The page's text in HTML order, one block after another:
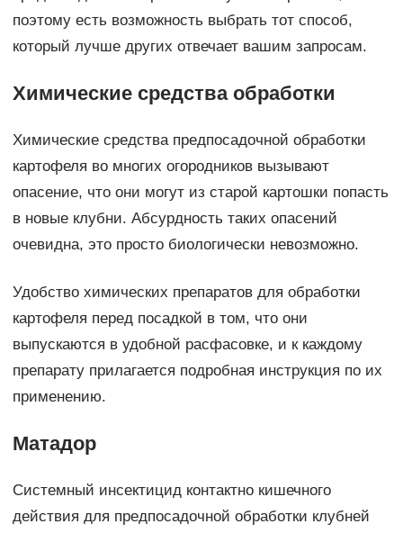
поэтому есть возможность выбрать тот способ,
который лучше других отвечает вашим запросам.
Химические средства обработки
Химические средства предпосадочной обработки
картофеля во многих огородников вызывают
опасение, что они могут из старой картошки попасть
в новые клубни. Абсурдность таких опасений
очевидна, это просто биологически невозможно.
Удобство химических препаратов для обработки
картофеля перед посадкой в том, что они
выпускаются в удобной расфасовке, и к каждому
препарату прилагается подробная инструкция по их
применению.
Матадор
Системный инсектицид контактно кишечного
действия для предпосадочной обработки клубней